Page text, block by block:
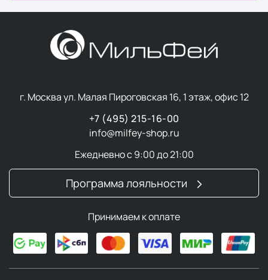
г. Москва ул. Малая Пироговская 16, 1 этаж, офис 12
+7 (495) 215-16-00
info@milfey-shop.ru
Ежедневно с 9:00 до 21:00
Программа лояльности
Принимаем к оплате